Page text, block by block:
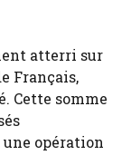
atterri sur
Français,
Cette somme
opération